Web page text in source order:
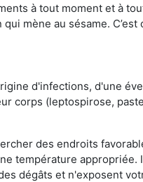
à tout moment et à
mène au sésame. C’est
d'infections, d'une
corps (leptospirose,
des endroits
température appropriée.
dégâts et n'exposent